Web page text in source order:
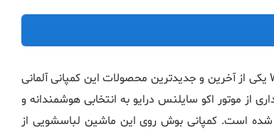
ماشین لباسشویی بوش مدل WGA242XVME یکی از آخرین و جدیدترین محصولات این کمپانی آلمانی
و برخورداری از موتور اکو سایلنس درایو به انتخابی هوشمندانه و
شده است. کمپانی بوش روی این ماشین لباسشویی از